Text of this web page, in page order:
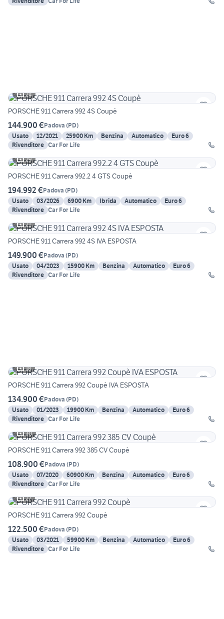
24
PORSCHE 911 Carrera 992 4S Coupè
144.900 €Padova (PD)
Usato
12/2021 25900 Km Benzina Automatico
Euro 6
Rivenditore Car For Life
29
PORSCHE 911 Carrera 992.2 4 GTS Coupè
194.992 €Padova (PD)
Usato
03/2026 6900 Km Ibrida Automatico
Euro 6
Rivenditore Car For Life
21
PORSCHE 911 Carrera 992 4S IVA ESPOSTA
149.900 €Padova (PD)
Usato
04/2023 15900 Km Benzina Automatico
Euro 6
Rivenditore Car For Life
18
PORSCHE 911 Carrera 992 Coupè IVA ESPOSTA
134.900 €Padova (PD)
Usato
01/2023 19900 Km Benzina Automatico
Euro 6
Rivenditore Car For Life
30
PORSCHE 911 Carrera 992 385 CV Coupè
108.900 €Padova (PD)
Usato
07/2020 60900 Km Benzina Automatico
Euro 6
Rivenditore Car For Life
27
PORSCHE 911 Carrera 992 Coupè
122.500 €Padova (PD)
Usato
03/2021 59900 Km Benzina Automatico
Euro 6
Rivenditore Car For Life